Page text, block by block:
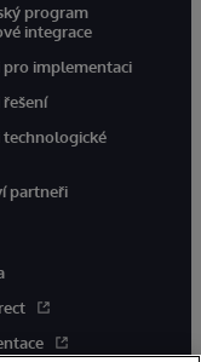
program
integrace
pro implementaci
technologické
partneři